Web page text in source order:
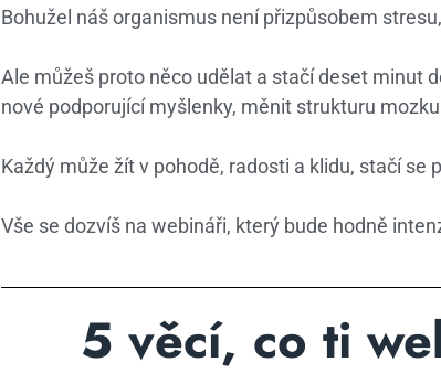
Bohužel náš organismus není přizpůsobem
Ale můžeš proto něco udělat a stačí deset minut
nové podporující myšlenky, měnit strukturu
Každý může žít v pohodě, radosti a klidu, stačí se
Vše se dozvíš na webináři, který bude hodně
5 věcí, co ti